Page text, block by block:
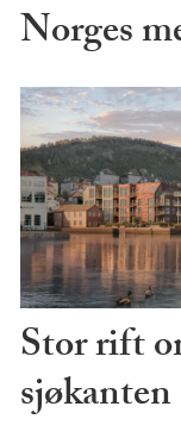
Norges
Stor rift
sjøkanten